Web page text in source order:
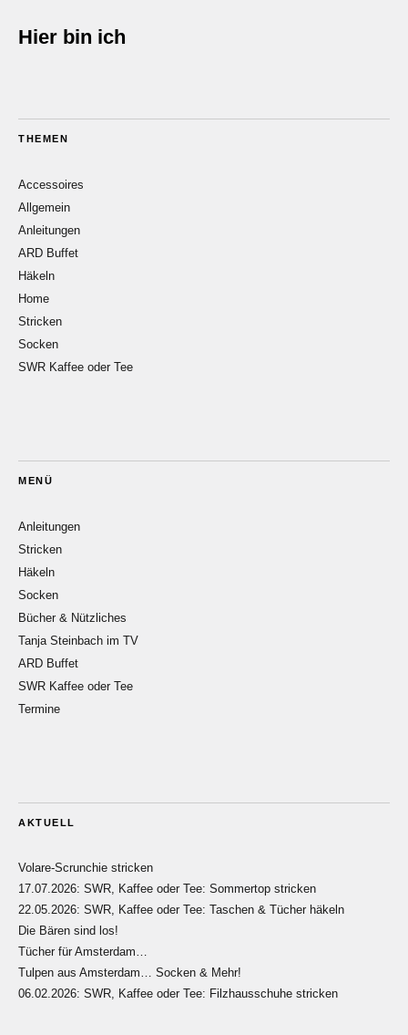
Hier bin ich
THEMEN
Accessoires
Allgemein
Anleitungen
ARD Buffet
Häkeln
Home
Stricken
Socken
SWR Kaffee oder Tee
MENÜ
Anleitungen
Stricken
Häkeln
Socken
Bücher & Nützliches
Tanja Steinbach im TV
ARD Buffet
SWR Kaffee oder Tee
Termine
AKTUELL
Volare-Scrunchie stricken
17.07.2026: SWR, Kaffee oder Tee: Sommertop stricken
22.05.2026: SWR, Kaffee oder Tee: Taschen & Tücher häkeln
Die Bären sind los!
Tücher für Amsterdam…
Tulpen aus Amsterdam… Socken & Mehr!
06.02.2026: SWR, Kaffee oder Tee: Filzhausschuhe stricken